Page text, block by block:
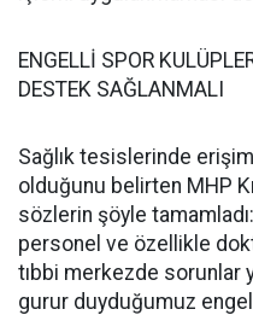
ENGELLİ SPOR
DESTEK SAĞLANMALI
Sağlık tesislerinde
olduğunu belirten MHP
sözlerin şöyle
personel ve özellikle
tıbbi merkezde sorunlar
gurur duyduğumuz